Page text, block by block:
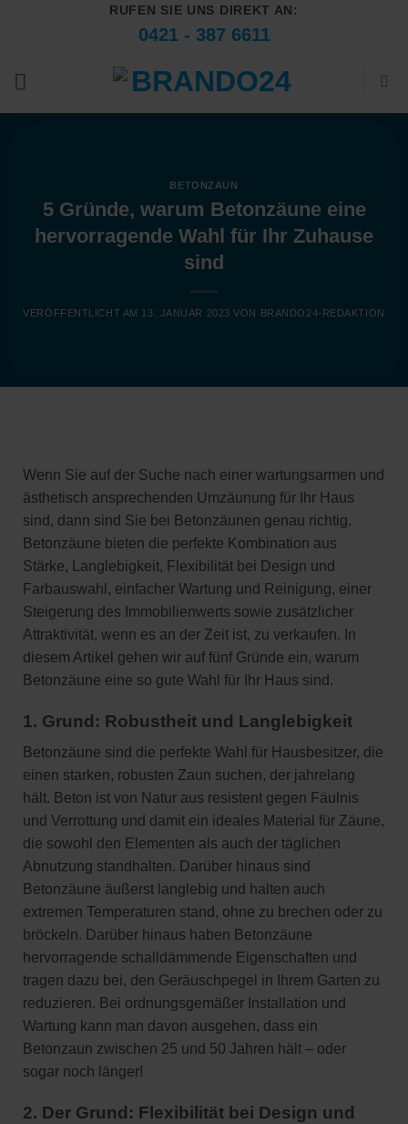
RUFEN SIE UNS DIREKT AN:
0421 - 387 6611
BETONZAUN
5 Gründe, warum Betonzäune eine
hervorragende Wahl für Ihr Zuhause
sind
VERÖFFENTLICHT AM 13. JANUAR 2023 VON BRANDO24-REDAKTION
Wenn Sie auf der Suche nach einer wartungsarmen und
ästhetisch ansprechenden Umzäunung für Ihr Haus
sind, dann sind Sie bei Betonzäunen genau richtig.
Betonzäune bieten die perfekte Kombination aus
Stärke, Langlebigkeit, Flexibilität bei Design und
Farbauswahl, einfacher Wartung und Reinigung, einer
Steigerung des Immobilienwerts sowie zusätzlicher
Attraktivität, wenn es an der Zeit ist, zu verkaufen. In
diesem Artikel gehen wir auf fünf Gründe ein, warum
Betonzäune eine so gute Wahl für Ihr Haus sind.
1. Grund: Robustheit und Langlebigkeit
Betonzäune sind die perfekte Wahl für Hausbesitzer, die
einen starken, robusten Zaun suchen, der jahrelang
hält. Beton ist von Natur aus resistent gegen Fäulnis
und Verrottung und damit ein ideales Material für Zäune,
die sowohl den Elementen als auch der täglichen
Abnutzung standhalten. Darüber hinaus sind
Betonzäune äußerst langlebig und halten auch
extremen Temperaturen stand, ohne zu brechen oder zu
bröckeln. Darüber hinaus haben Betonzäune
hervorragende schalldämmende Eigenschaften und
tragen dazu bei, den Geräuschpegel in Ihrem Garten zu
reduzieren. Bei ordnungsgemäßer Installation und
Wartung kann man davon ausgehen, dass ein
Betonzaun zwischen 25 und 50 Jahren hält – oder
sogar noch länger!
2. Der Grund: Flexibilität bei Design und